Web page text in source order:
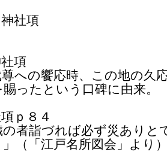
社項
項
への饗応時、この地の久
ったという口碑に由来。
ｐ８４
の者詣づれば必ず災ありと
（「江戸名所図会」より